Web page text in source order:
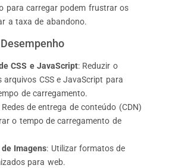
para carregar podem frustrar os
a taxa de abandono.
CSS e JavaScript: Reduzir o
arquivos CSS e JavaScript para
de carregamento.
Redes de entrega de conteúdo (CDN)
o tempo de carregamento de
Imagens: Utilizar formatos de
para web.